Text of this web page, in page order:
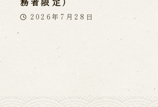
2026年7月28日